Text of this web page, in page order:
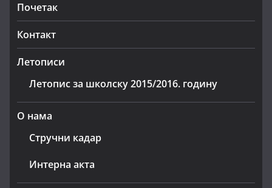
Почетак
Контакт
Летописи
Летопис за школску 2015/2016. годину
О нама
Стручни кадар
Интерна акта